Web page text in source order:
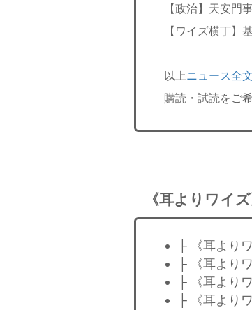
【政治】天安門
【ワイズ横丁】
以上ニュース全文
購読・試読をご
《耳よりワイ
├ 《耳より
├ 《耳より
├ 《耳より
├ 《耳より